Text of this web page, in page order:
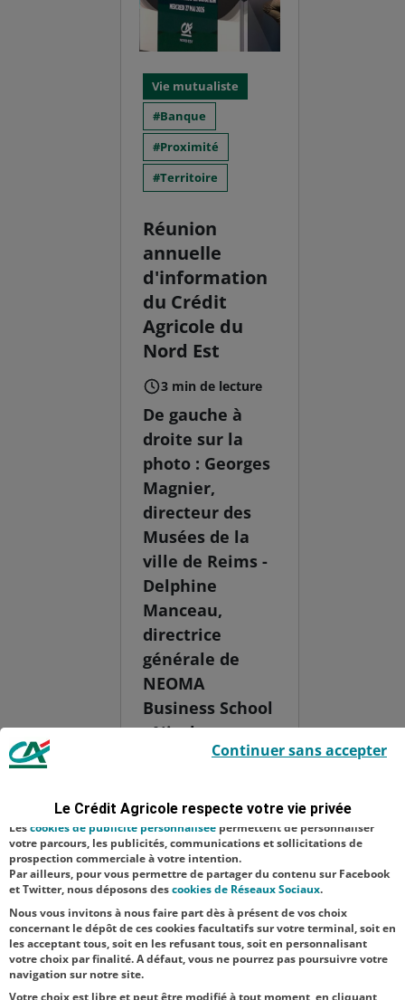
Vie mutualiste
Banque
Proximité
Territoire
Réunion
annuelle
d'information
du Crédit
Agricole du
Nord Est
3 min de lecture
De gauche à
droite sur la
photo : Georges
Magnier,
directeur des
Musées de la
ville de Reims -
Delphine
Manceau,
directrice
générale de
NEOMA
Business School
- Nicolas
Bouzou - Gilles
animateur de
l’événement -
Matthieu
Renard,
directeur gén...
Le Crédit Agricole respecte votre vie privée
indispensables car utilisés à des fins de bon fonctionnement et de
sécurité ; d’autres sont facultatifs. Les
satisfaction facultatifs.
Lescookies de publicité personnalisée permettent de personnaliser
votre parcours, les publicités, communications et sollicitations de
prospection commerciale à votre intention.
Par ailleurs, pour vous permettre de partager du contenu sur Facebook
et Twitter, nous déposons descookies de Réseaux Sociaux.
Nous vous invitons à nous faire part dès à présent de vos choix
concernant le dépôt de ces cookies facultatifs sur votre terminal, soit en
les acceptant tous, soit en les refusant tous, soit en personnalisant
votre choix par finalité. A défaut, vous ne pourrez pas poursuivre votre
navigation sur notre site.
Votre choix est libre et peut être modifié à tout moment, en cliquant
Continuer sans accepter